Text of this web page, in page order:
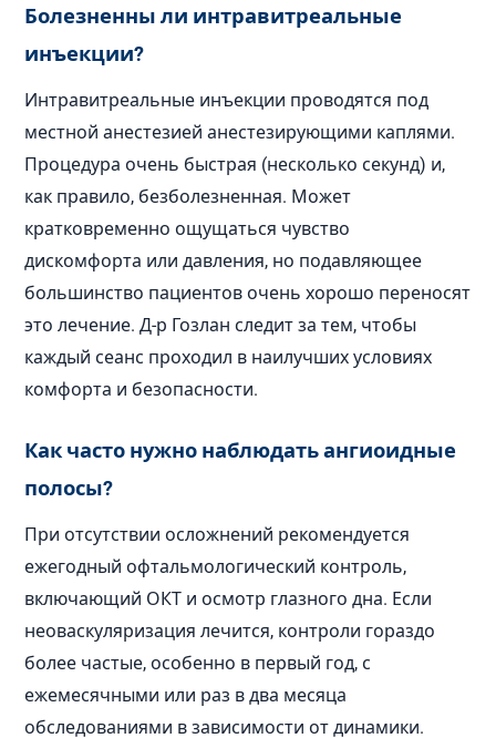
Болезненны ли интравитреальные
инъекции?
Интравитреальные инъекции проводятся под
местной анестезией анестезирующими каплями.
Процедура очень быстрая (несколько секунд) и,
как правило, безболезненная. Может
кратковременно ощущаться чувство
дискомфорта или давления, но подавляющее
большинство пациентов очень хорошо переносят
это лечение. Д-р Гозлан следит за тем, чтобы
каждый сеанс проходил в наилучших условиях
комфорта и безопасности.
Как часто нужно наблюдать ангиоидные
полосы?
При отсутствии осложнений рекомендуется
ежегодный офтальмологический контроль,
включающий ОКТ и осмотр глазного дна. Если
неоваскуляризация лечится, контроли гораздо
более частые, особенно в первый год, с
ежемесячными или раз в два месяца
обследованиями в зависимости от динамики.